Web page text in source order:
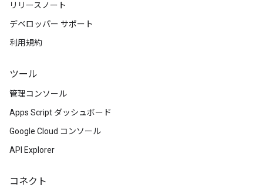
リリースノート
デベロッパー サポート
利用規約
ツール
管理コンソール
Apps Script ダッシュボード
Google Cloud コンソール
API Explorer
コネクト